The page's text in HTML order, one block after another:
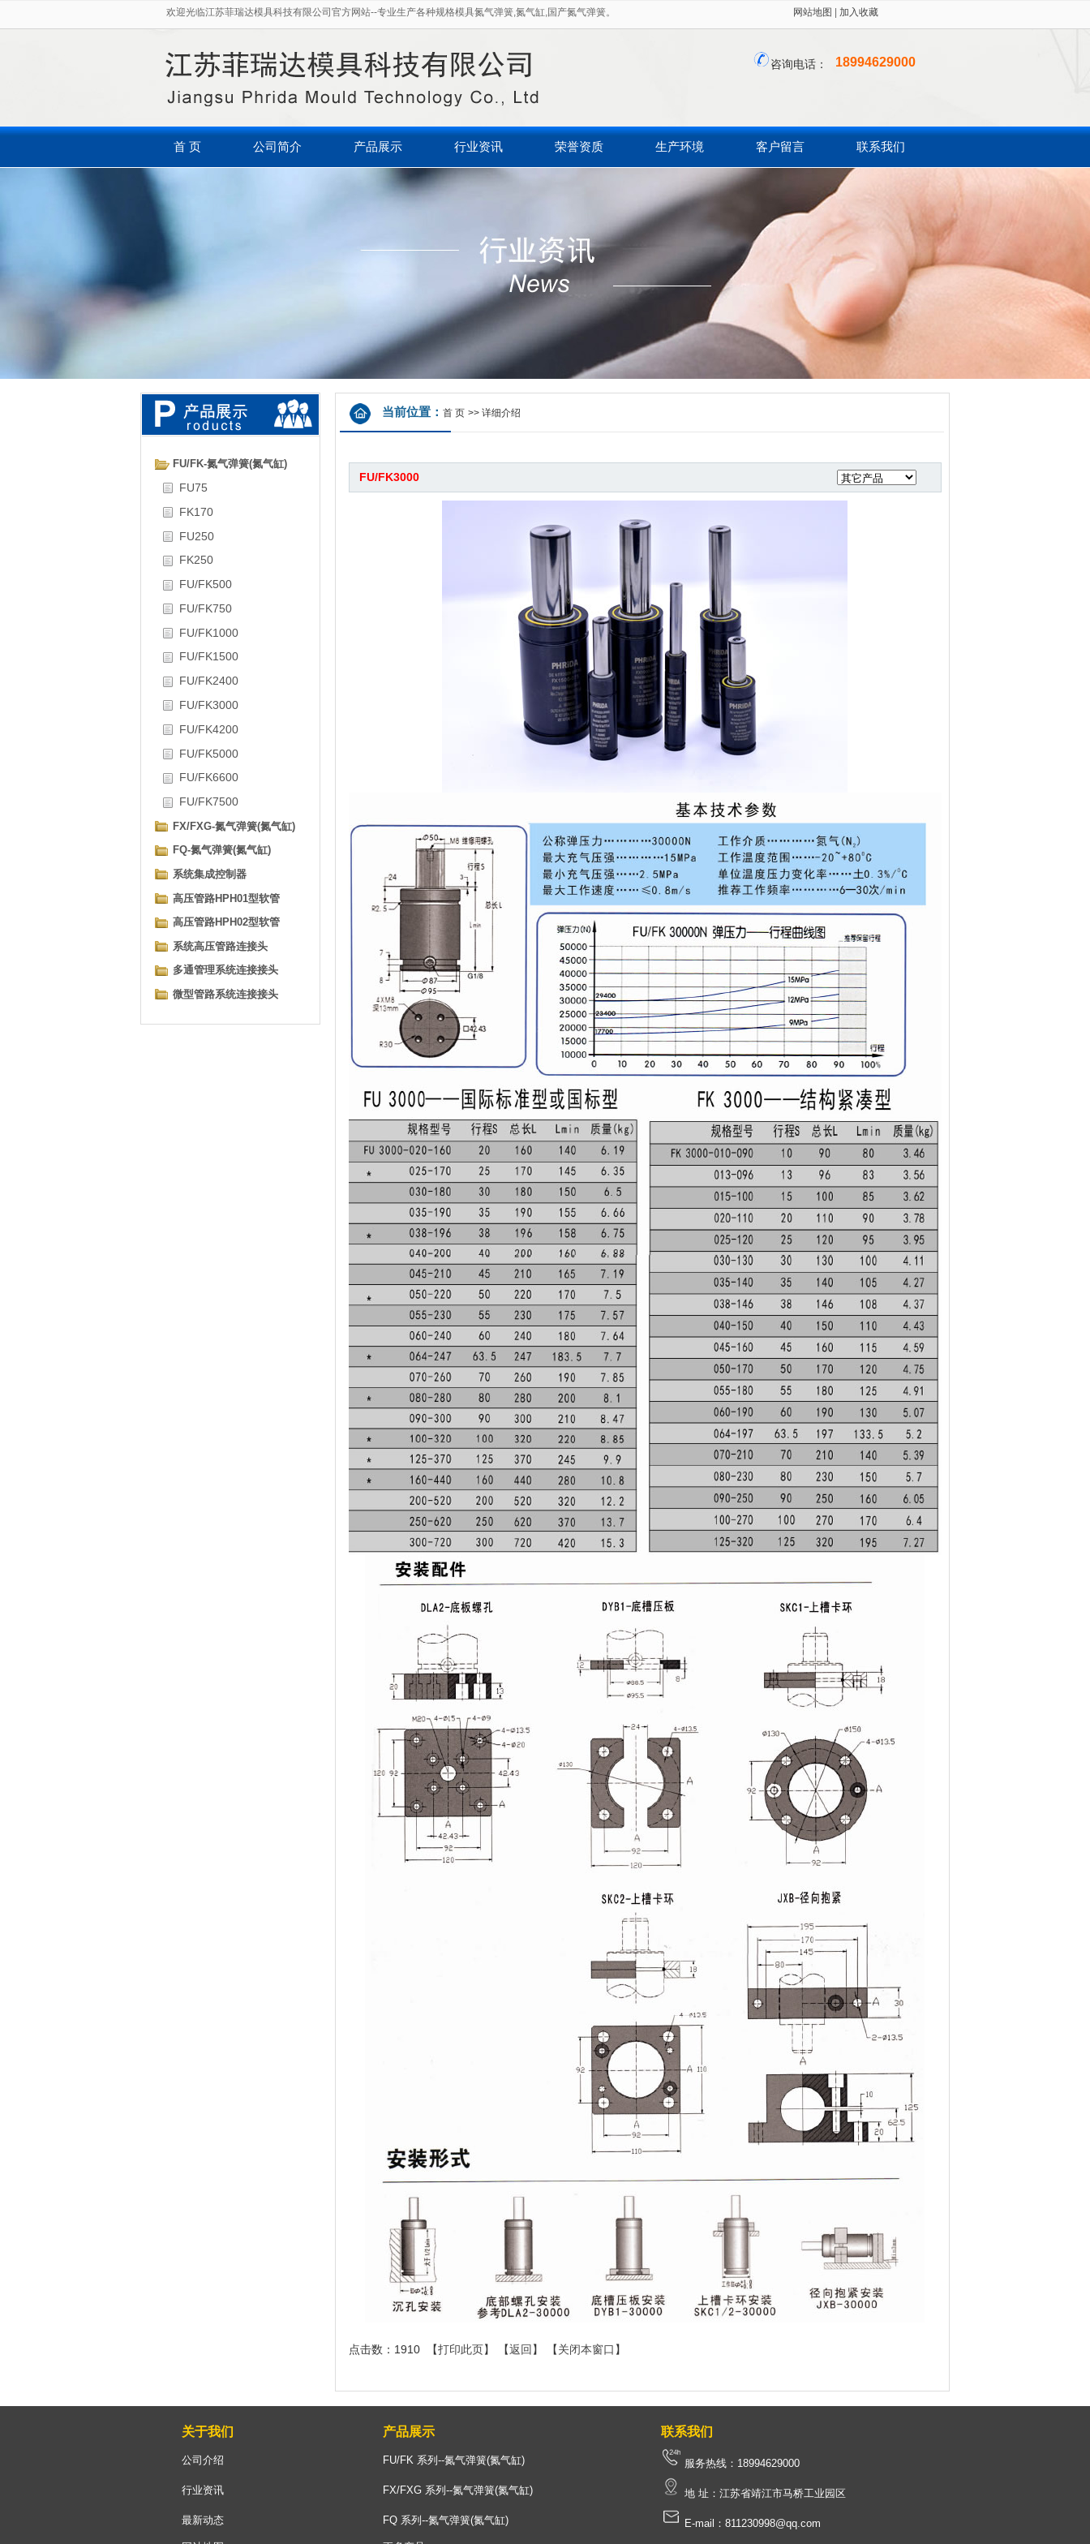
欢迎光临江苏菲瑞达模具科技有限公司官方网站--专业生产各种规格模具氮气弹簧,氮气缸,国产氮气弹簧。 网站地图 加入收藏
咨询电话： 18994629000
首 页 公司简介 产品展示 行业资讯 荣誉资质 生产环境 客户留言 联系我们
FU/FK-氮气弹簧(氮气缸)
FU75
FK170
FU250
FK250
FU/FK500
FU/FK750
FU/FK1000
FU/FK1500
FU/FK2400
FU/FK3000
FU/FK4200
FU/FK5000
FU/FK6600
FU/FK7500
FX/FXG-氮气弹簧(氮气缸)
FQ-氮气弹簧(氮气缸)
系统集成控制器
高压管路HPH01型软管
高压管路HPH02型软管
系统高压管路连接头
多通管理系统连接接头
微型管路系统连接接头
当前位置： 首 页 >> 详细介绍
FU/FK3000
点击数：1910 【打印此页】 【返回 】 【关闭本窗口 】
关于我们 产品展示 联系我们
公司介绍 FU/FK 系列--氮气弹簧(氮气缸) 服务热线：18994629000
行业资讯 FX/FXG 系列--氮气弹簧(氮气缸) 地 址：江苏省靖江市马桥工业园区
最新动态 FQ 系列--氮气弹簧(氮气缸)
E-mail：811230998@qq.com